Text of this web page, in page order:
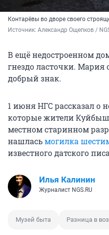
Контарёвы во дворе своего
Источник: Александр Ощепков /
В ещё недостроенном
гнездо ласточки. Мария
добрый знак.
1 июня НГС рассказал о
которые жители
местном старинном
нашласьмогилка
известного датского
Илья Калинин
Журналист NGS.RU
Музей быта Разница в